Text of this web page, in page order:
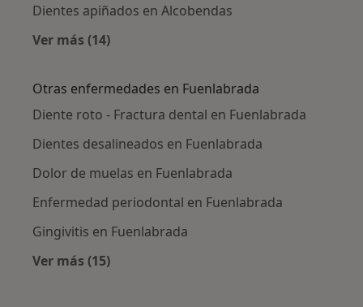
Dientes apiñados en Alcobendas
Ver más (14)
Otras enfermedades en Fuenlabrada
Diente roto - Fractura dental en Fuenlabrada
Dientes desalineados en Fuenlabrada
Dolor de muelas en Fuenlabrada
Enfermedad periodontal en Fuenlabrada
Gingivitis en Fuenlabrada
Ver más (15)